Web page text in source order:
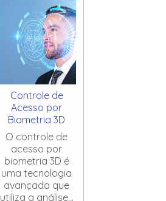
Controle de
Acesso por
Biometria 3D
O controle de
acesso por
biometria 3D é
uma tecnologia
avançada que
utiliza a análise...